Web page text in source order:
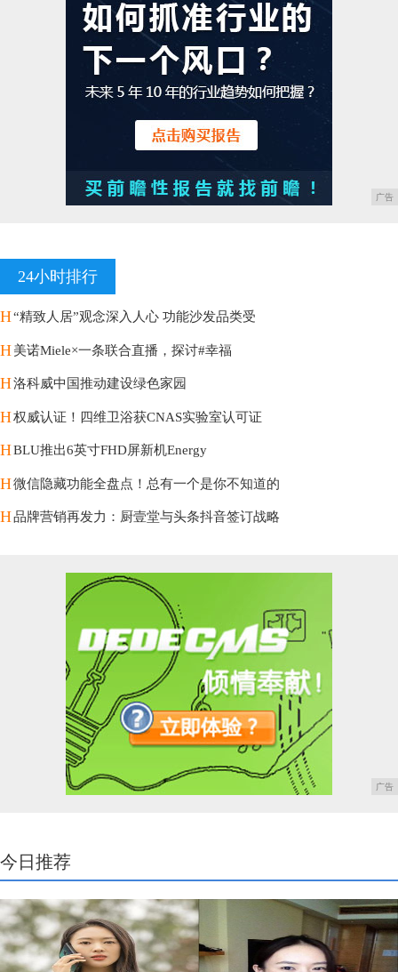
广告
24小时排行
H“精致人居”观念深入人心 功能沙发品类受
H美诺Miele×一条联合直播，探讨#幸福
H洛科威中国推动建设绿色家园
H权威认证！四维卫浴获CNAS实验室认可证
HBLU推出6英寸FHD屏新机Energy
H微信隐藏功能全盘点！总有一个是你不知道的
H品牌营销再发力：厨壹堂与头条抖音签订战略
广告
今日推荐